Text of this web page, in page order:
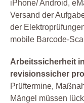
iPhone/ Android,
Versand der
der
mobile Barcode-
Arbeitssicherheit
revisionssicher
Prüftermine,
Mängel müssen